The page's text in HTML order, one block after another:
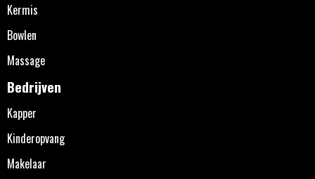
Kermis
Bowlen
Massage
Bedrijven
Kapper
Kinderopvang
Makelaar